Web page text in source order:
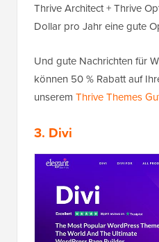
Thrive Architect + Thrive
Dollar pro Jahr eine gute
Und gute Nachrichten für
können 50 % Rabatt auf
unserem Thrive Themes
3. Divi